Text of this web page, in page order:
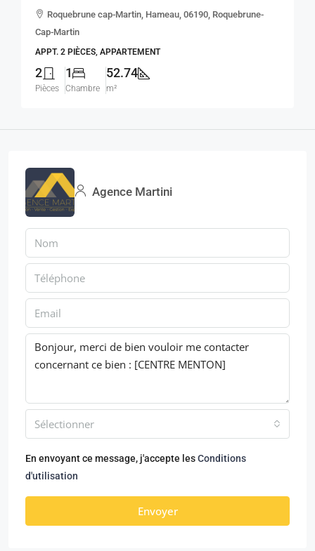
Roquebrune cap-Martin, Hameau, 06190, Roquebrune-
Cap-Martin
APPT. 2 PIÈCES, APPARTEMENT
2
Pièces
1
Chambre
52.74
m²
Agence Martini
Sélectionner
En envoyant ce message, j'accepte lesConditions
d'utilisation
Envoyer